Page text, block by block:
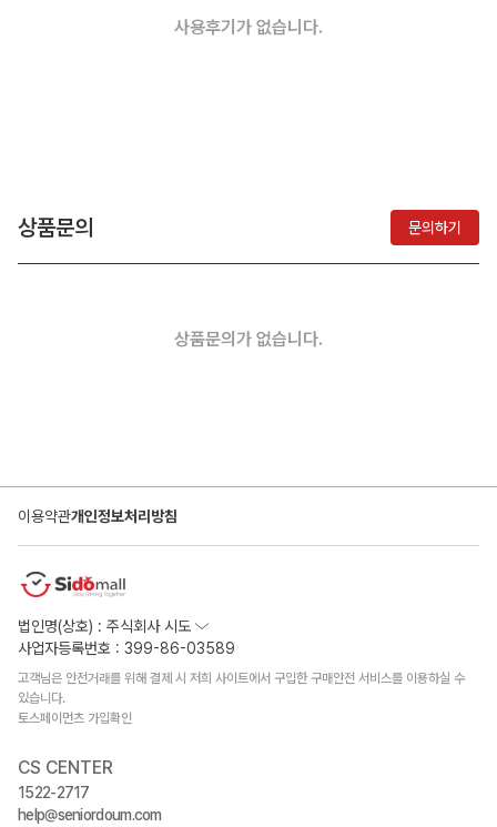
사용후기가 없습니다.
상품문의 문의하기
상품문의가 없습니다.
이용약관개인정보처리방침
법인명(상호) : 주식회사 시도
사업자등록번호 : 399-86-03589
고객님은 안전거래를 위해 결제 시 저희 사이트에서 구입한 구매안전 서비스를 이용하실 수
있습니다.
토스페이먼츠 가입확인
CS CENTER
1522-2717
help@seniordoum.com